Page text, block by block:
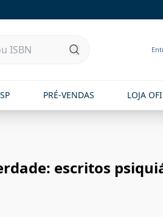
PRÉ-VENDAS LOJA
escritos